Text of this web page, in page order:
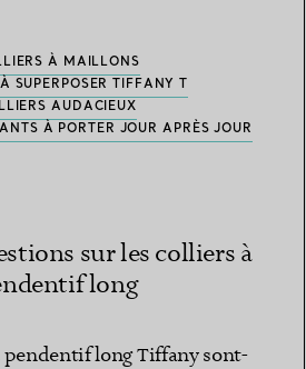
À MAILLONS
SUPERPOSER TIFFANY T
AUDACIEUX
À PORTER JOUR APRÈS JOUR
sur les colliers à
long
pendentif long Tiffany sont-